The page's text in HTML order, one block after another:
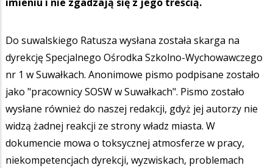
Do suwalskiego Ratusza wysłana została skarga na
dyrekcję Specjalnego Ośrodka Szkolno-Wychowawczego
nr 1 w Suwałkach. Anonimowe pismo podpisane zostało
jako "pracownicy SOSW w Suwałkach". Pismo zostało
wysłane również do naszej redakcji, gdyż jej autorzy nie
widzą żadnej reakcji ze strony władz miasta. W
dokumencie mowa o toksycznej atmosferze w pracy,
niekompetencjach dyrekcji, wyzwiskach, problemach